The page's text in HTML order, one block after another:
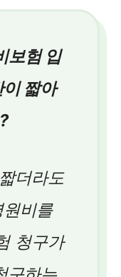
보험 입
짧아
더라도
비를
청구가